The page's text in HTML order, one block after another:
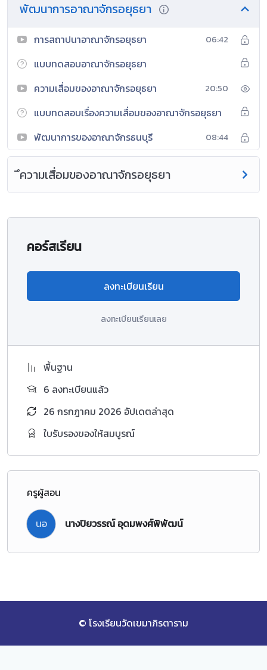
พัฒนาการอาณาจักรอยุธยา
การสถาปนาอาณาจักรอยุธยา 06:42
แบบทดสอบอาณาจักรอยุธยา
ความเสื่อมของอาณาจักรอยุธยา
20:50
แบบทดสอบเรื่องความเสื่อมของอาณาจักรอยุธยา
พัฒนาการของอาณาจักรธนบุรี
08:44
ึความเสื่อมของอาณาจักรอยุธยา
คอร์สเรียน
ลงทะเบียนเรียน
ลงทะเบียนเรียนเลย
พื้นฐาน
6 ลงทะเบียนแล้ว
26 กรกฎาคม 2026 อัปเดตล่าสุด
ใบรับรองของให้สมบูรณ์
ครูผู้สอน
นอ นางปิยวรรณ์ อุดมพงศ์พิพัฒน์
© โรงเรียนวัดเขมาภิรตาราม